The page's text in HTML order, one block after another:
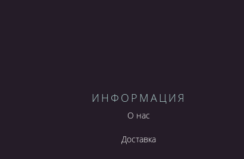
ИНФОРМАЦИЯ
О нас
Доставка